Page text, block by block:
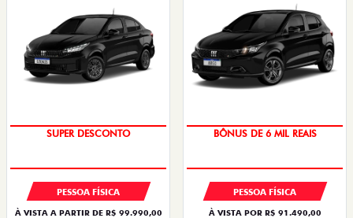
SUPER DESCONTO
PESSOA FÍSICA
À VISTA A PARTIR DE R$ 99.990,00
BÔNUS DE 6 MIL REAIS
PESSOA FÍSICA
À VISTA POR R$ 91.490,00